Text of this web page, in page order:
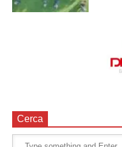
Cerca